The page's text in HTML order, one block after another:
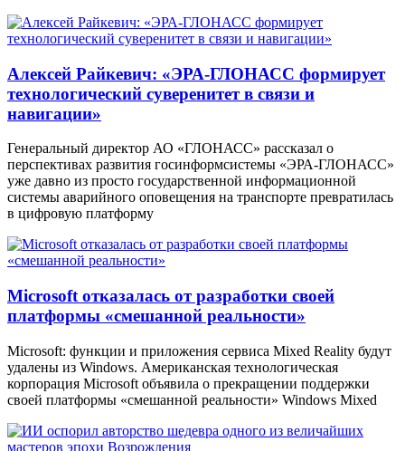
Алексей Райкевич: «ЭРА-ГЛОНАСС формирует
технологический суверенитет в связи и
навигации»
Генеральный директор АО «ГЛОНАСС» рассказал о
перспективах развития госинформсистемы «ЭРА-ГЛОНАСС»
уже давно из просто государственной информационной
системы аварийного оповещения на транспорте превратилась
в цифровую платформу
Microsoft отказалась от разработки своей
платформы «смешанной реальности»
Microsoft: функции и приложения сервиса Mixed Reality будут
удалены из Windows. Американская технологическая
корпорация Microsoft объявила о прекращении поддержки
своей платформы «смешанной реальности» Windows Mixed